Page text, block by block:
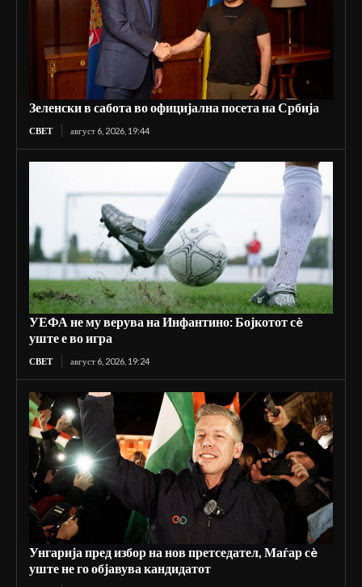
Зеленски в сабота во официјална посета на Србија
СВЕТ август 6, 2026, 19:44
УЕФА не му верува на Инфантино: Бојкотот сè
уште е во игра
СВЕТ август 6, 2026, 19:24
Унгарија пред избор на нов претседател, Маѓар сè
уште не го објавува кандидатот